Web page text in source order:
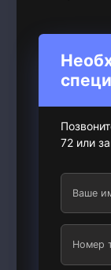
72 или
Ваше
Номер